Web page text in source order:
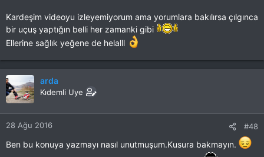
Kardeşim videoyu izleyemiyorum ama yorumlara bakılırsa çılgınca
bir uçuş yaptığın belli her zamanki gibi
Ellerine sağlık yeğene de helalll
arda
Kıdemli Uye
28 Ağu 2016 #48
Ben bu konuya yazmayı nasıl unutmuşum.Kusura bakmayın.